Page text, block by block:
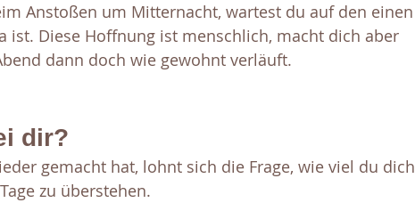
Anstoßen um Mitternacht, wartest du auf den einen
ist. Diese Hoffnung ist menschlich, macht dich aber
dann doch wie gewohnt verläuft.
dir?
gemacht hat, lohnt sich die Frage, wie viel du dich
zu überstehen.